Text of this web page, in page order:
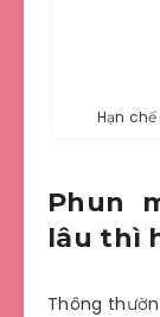
Hạn
Phun
lâu thì
Thông